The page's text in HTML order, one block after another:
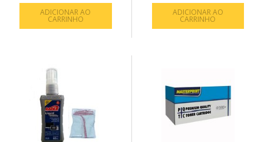
ADICIONAR AO
CARRINHO
ADICIONAR AO
CARRINHO